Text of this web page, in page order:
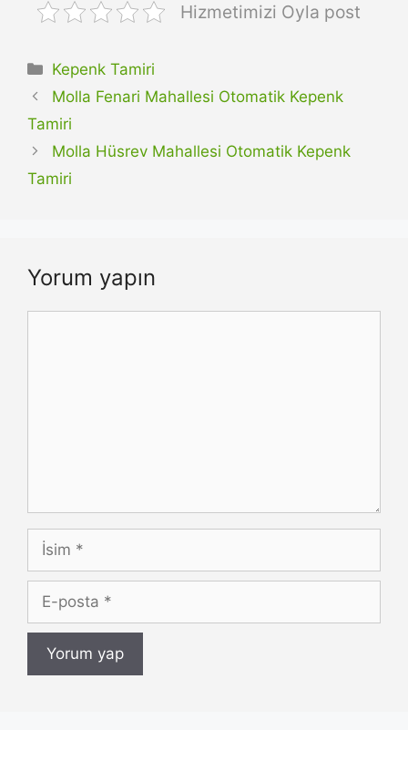
Hizmetimizi Oyla post
Kategoriler
Kepenk Tamiri
Molla Fenari Mahallesi Otomatik Kepenk
Tamiri
Molla Hüsrev Mahallesi Otomatik Kepenk
Tamiri
Yorum yapın
İsim
posta